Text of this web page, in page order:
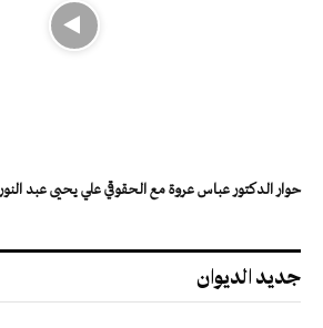
حوار الدكتور عباس عروة مع الحقوقي علي يحيى عبد النور
جديد الديوان